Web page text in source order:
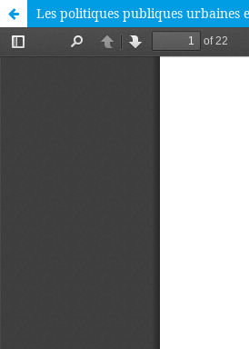
Les politiques publiques urbaines